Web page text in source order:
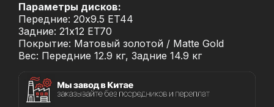
Параметры дисков:
Передние: 20x9.5 ET44
Задние: 21x12 ET70
Покрытие: Матовый золотой / Matte Gold
Вес: Передние 12.9 кг, Задние 14.9 кг